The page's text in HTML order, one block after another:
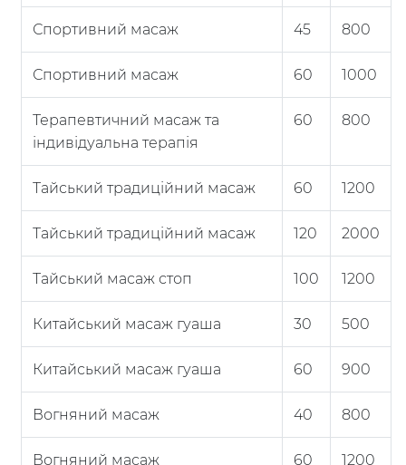
Спортивний масаж 45 800
Спортивний масаж 60 1000
Терапевтичний масаж та
індивідуальна терапія
60 800
Тайський традиційний масаж 60 1200
Тайський традиційний масаж 120 2000
Тайський масаж стоп 100 1200
Китайський масаж гуаша 30 500
Китайський масаж гуаша 60 900
Вогняний масаж 40 800
Вогняний масаж 60 1200